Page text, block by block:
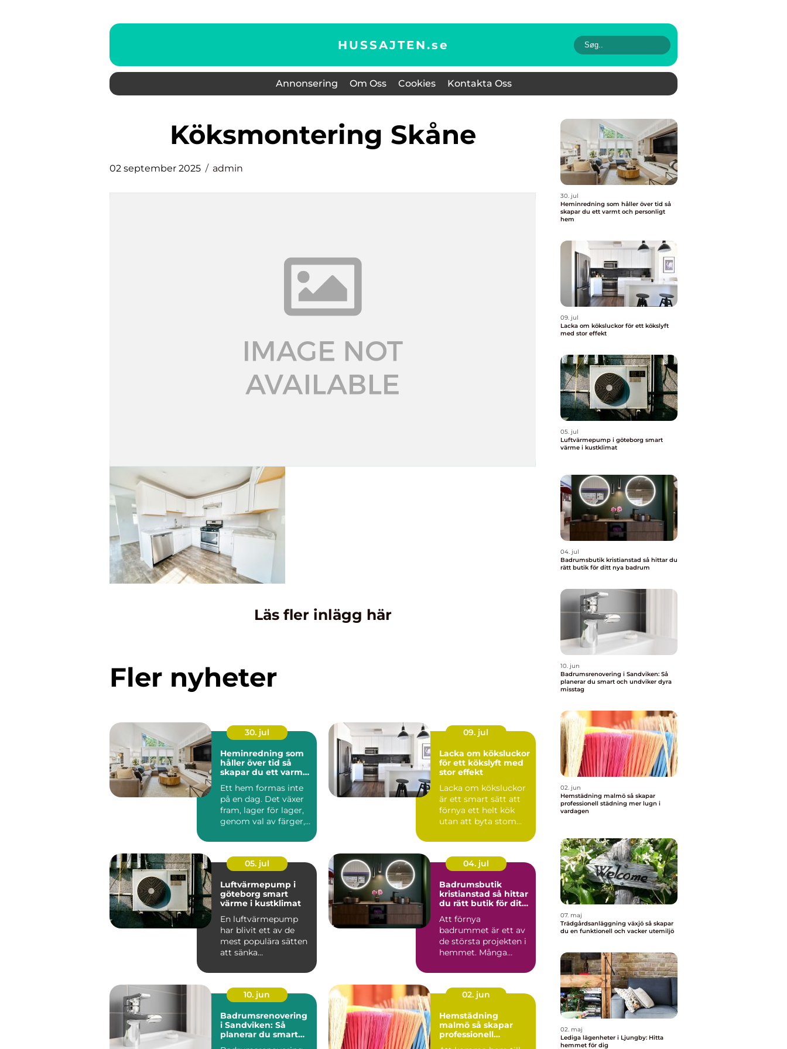
HUSSAJTEN.se
Annonsering Om Oss Cookies Kontakta Oss
Köksmontering Skåne
02 september 2025 admin
Läs fler inlägg här
Fler nyheter
30. jul
Heminredning som
håller över tid så
skapar du ett varmt
Ett hem formas inte
på en dag. Det växer
fram, lager för lager,
genom val av färger,
09. jul
Lacka om köksluckor
för ett kökslyft med
stor effekt
Lacka om köksluckor
är ett smart sätt att
förnya ett helt kök
utan att byta stomme
05. jul
Luftvärmepump i
göteborg smart
värme i kustklimat
En luftvärmepump
har blivit ett av de
mest populära sätten
att sänka
der och samti...
04. jul
Badrumsbutik
kristianstad så hittar
du rätt butik för ditt
Att förnya
badrummet är ett av
de största projekten i
hemmet. Många
efter en bad...
10. jun
Badrumsrenovering
i Sandviken: Så
planerar du smart
02. jun
Hemstädning
malmö så skapar
professionell
30. jul
Heminredning som håller över tid så
skapar du ett varmt och personligt
hem
09. jul
Lacka om köksluckor för ett kökslyft
med stor effekt
05. jul
Luftvärmepump i göteborg smart
värme i kustklimat
04. jul
Badrumsbutik kristianstad så hittar du
rätt butik för ditt nya badrum
10. jun
Badrumsrenovering i Sandviken: Så
planerar du smart och undviker dyra
misstag
02. jun
Hemstädning malmö så skapar
professionell städning mer lugn i
vardagen
07. maj
Trädgårdsanläggning växjö så skapar
du en funktionell och vacker utemiljö
02. maj
Lediga lägenheter i Ljungby: Hitta
hemmet för dig